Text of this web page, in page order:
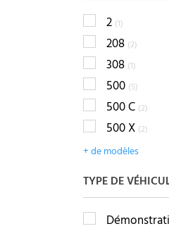
2 (1)
208 (2)
308 (1)
500 (5)
500 C (2)
500 X (2)
+ de modèles
TYPE DE